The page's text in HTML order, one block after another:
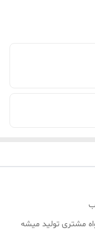
تا پارچه به دلخواه مشتری تولید میشه